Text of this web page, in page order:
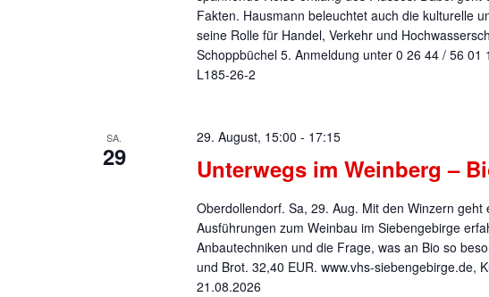
Fakten. Hausmann beleuchtet auch die kulturelle
seine Rolle für Handel, Verkehr und
Schoppbüchel 5. Anmeldung unter 0 26 44 / 56
L185-26-2
SA.
29 Unterwegs im Weinberg –
29. August, 15:00 - 17:15
Oberdollendorf. Sa, 29. Aug. Mit den Winzern
Ausführungen zum Weinbau im Siebengebirge
Anbautechniken und die Frage, was an Bio so
und Brot. 32,40 EUR. www.vhs-siebengebirge.de,
21.08.2026